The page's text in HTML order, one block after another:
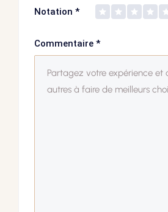
Notation *
Commentaire *